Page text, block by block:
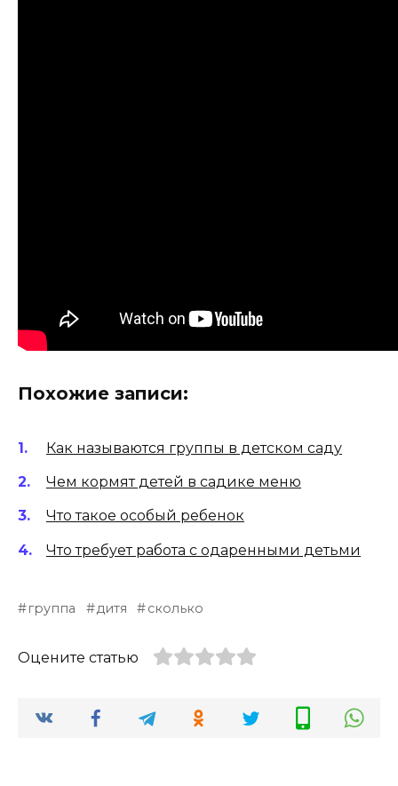
Похожие записи:
Как называются группы в детском саду
Чем кормят детей в садике меню
Что такое особый ребенок
Что требует работа с одаренными детьми
группа дитя сколько
Оцените статью